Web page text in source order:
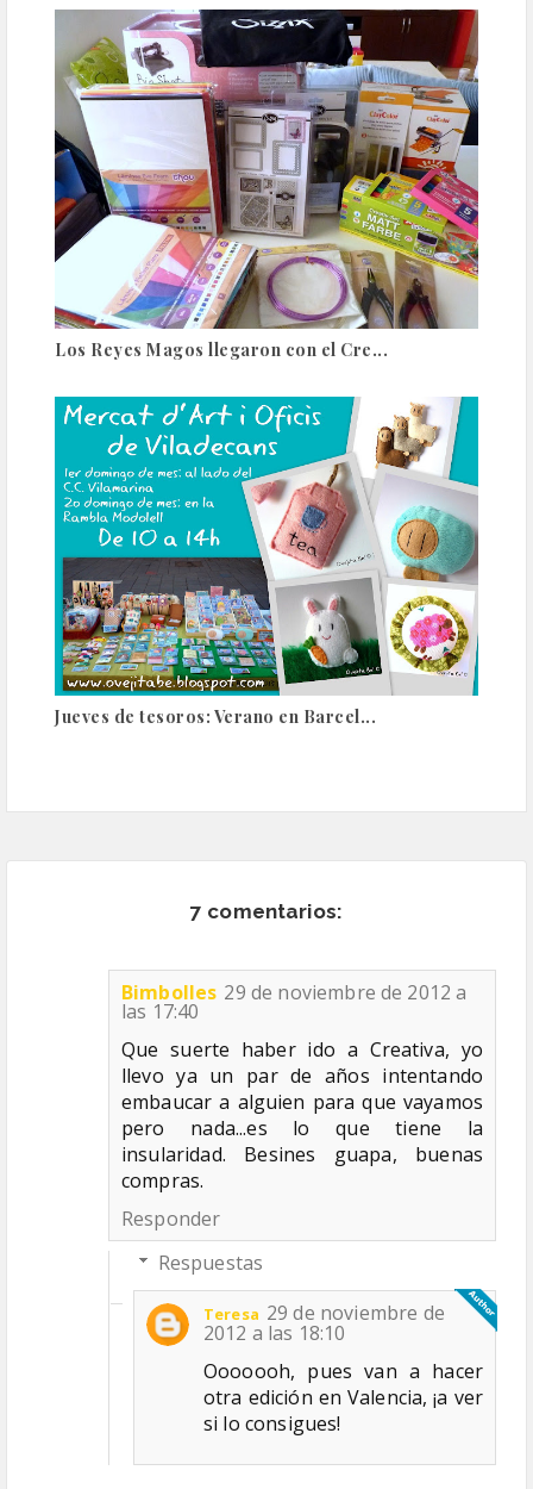
Los Reyes Magos llegaron con el Cre...
Jueves de tesoros: Verano en Barcel...
7 comentarios:
Bimbolles 29 de noviembre de 2012 a
las 17:40
Que suerte haber ido a Creativa, yo
llevo ya un par de años intentando
embaucar a alguien para que vayamos
pero nada...es lo que tiene la
insularidad. Besines guapa, buenas
compras.
Responder
Respuestas
Teresa 29 de noviembre de
2012 a las 18:10
Ooooooh, pues van a hacer
otra edición en Valencia, ¡a ver
si lo consigues!